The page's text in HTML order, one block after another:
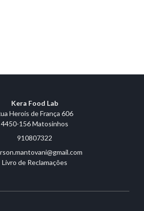
Kera Food Lab
Herois de França 606
4450-156 Matosinhos
910807322
Livro de Reclamações